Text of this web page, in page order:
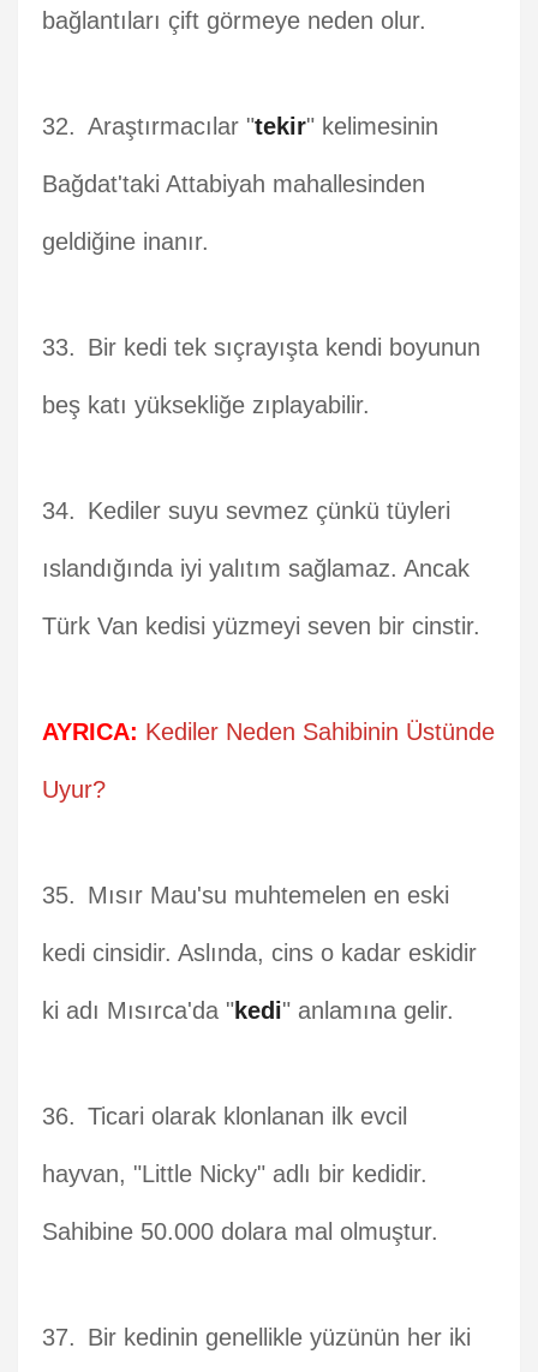
bağlantıları çift görmeye neden olur.
Araştırmacılar "tekir" kelimesinin
Bağdat'taki Attabiyah mahallesinden
geldiğine inanır.
Bir kedi tek sıçrayışta kendi boyunun
beş katı yüksekliğe zıplayabilir.
Kediler suyu sevmez çünkü tüyleri
ıslandığında iyi yalıtım sağlamaz. Ancak
Türk Van kedisi yüzmeyi seven bir cinstir.
AYRICA: Kediler Neden Sahibinin Üstünde
Uyur?
Mısır Mau'su muhtemelen en eski
kedi cinsidir. Aslında, cins o kadar eskidir
ki adı Mısırca'da "kedi" anlamına gelir.
Ticari olarak klonlanan ilk evcil
hayvan, "Little Nicky" adlı bir kedidir.
Sahibine 50.000 dolara mal olmuştur.
Bir kedinin genellikle yüzünün her iki